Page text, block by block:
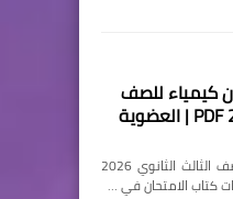
كيمياء للصف
الثالث الثانوي 2026 PDF | العضوية
📘 تحميل كتاب الامتحان في الكيمياء للصف الثالث الثانوي 2026